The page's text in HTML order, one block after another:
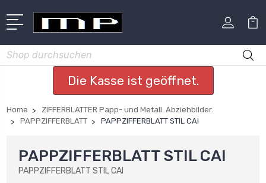
Suchen
Die Kasse ist geöffnet.
Home
ZIFFERBLATTER Papp- und Metall. Abziehbilder.
PAPPZIFFERBLATT
PAPPZIFFERBLATT STIL CAI
PAPPZIFFERBLATT STIL CAI
PAPPZIFFERBLATT STIL CAI